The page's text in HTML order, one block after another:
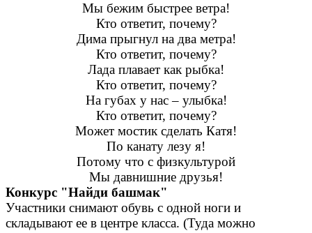
Мы бежим быстрее ветра!
Кто ответит, почему?
Дима прыгнул на два метра!
Кто ответит, почему?
Лада плавает как рыбка!
Кто ответит, почему?
На губах у нас – улыбка!
Кто ответит, почему?
Может мостик сделать Катя!
По канату лезу я!
Потому что с физкультурой
Мы давнишние друзья!
Конкурс "Найди башмак"
Участники снимают обувь с одной ноги и
складывают ее в центре класса. (Туда можно